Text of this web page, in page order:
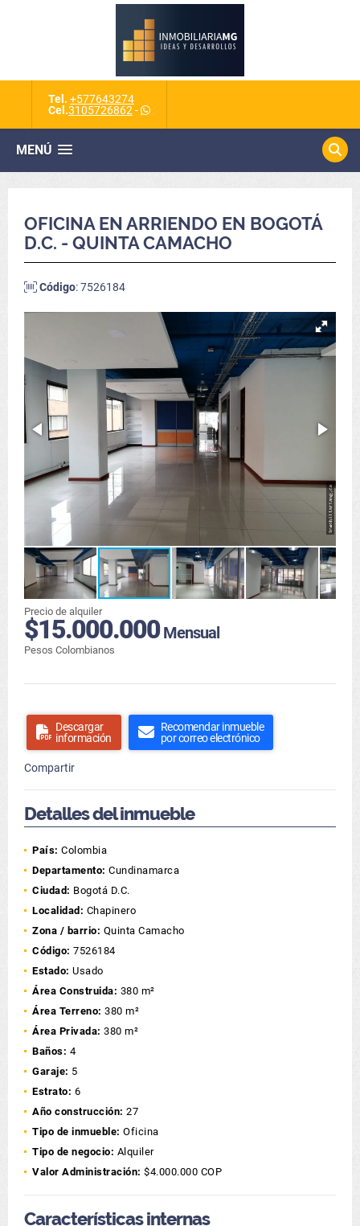
Tel. +577643274
Cel.3105726862 -
MENÚ
OFICINA EN ARRIENDO EN BOGOTÁ
D.C. - QUINTA CAMACHO
Código: 7526184
Precio de alquiler
$15.000.000Mensual
Pesos Colombianos
Descargar
información
Recomendar inmueble
por correo electrónico
Compartir
Detalles del inmueble
País: Colombia
Departamento: Cundinamarca
Ciudad: Bogotá D.C.
Localidad: Chapinero
Zona / barrio: Quinta Camacho
Código: 7526184
Estado: Usado
Área Construida: 380 m²
Área Terreno: 380 m²
Área Privada: 380 m²
Baños: 4
Garaje: 5
Estrato: 6
Año construcción: 27
Tipo de inmueble: Oficina
Tipo de negocio: Alquiler
Valor Administración: $4.000.000 COP
Características internas